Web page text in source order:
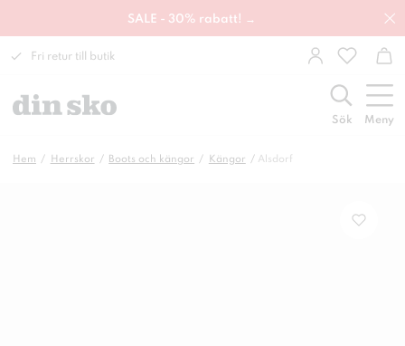
SALE - 30% rabatt! →
Fri retur till butik
Sök Meny
Hem Herrskor Boots och kängor Kängor Alsdorf